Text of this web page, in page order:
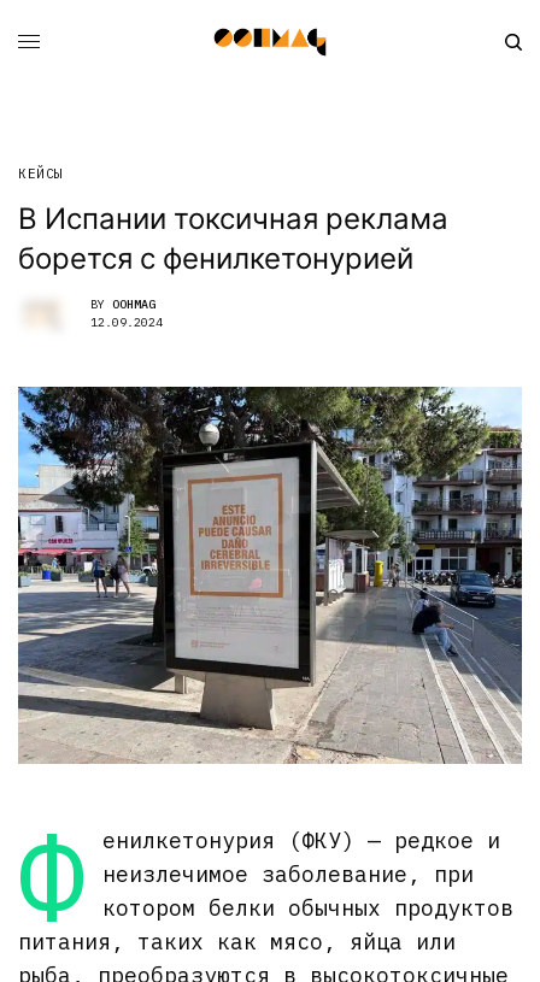
КЕЙСЫ
В Испании токсичная реклама
борется с фенилкетонурией
BY OOHMAG
12.09.2024
Ф
енилкетонурия (ФКУ) — редкое и
неизлечимое заболевание, при
котором белки обычных продуктов
питания, таких как мясо, яйца или
рыба, преобразуются в высокотоксичные